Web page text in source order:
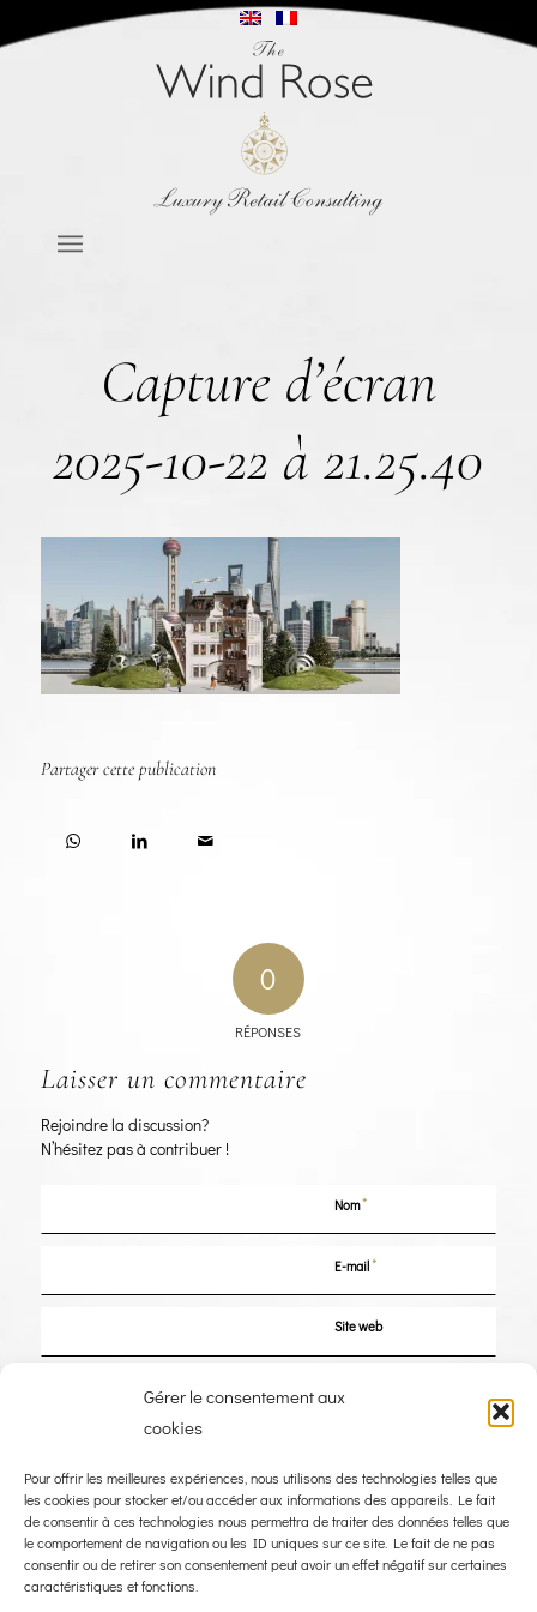
Gérer le consentement aux
cookies
Pour offrir les meilleures expériences, nous utilisons des technologies telles que
les cookies pour stocker et/ou accéder aux informations des appareils. Le fait
de consentir à ces technologies nous permettra de traiter des données telles que
le comportement de navigation ou les ID uniques sur ce site. Le fait de ne pas
consentir ou de retirer son consentement peut avoir un effet négatif sur certaines
caractéristiques et fonctions.
Capture d’écran
2025-10-22 à 21.25.40
Partager cette publication
0
RÉPONSES
Laisser un commentaire
Rejoindre la discussion?
N’hésitez pas à contribuer !
Nom*
E-mail*
Site web
Enregistrer mon nom, mon e-mail et mon site dans le navigateur pour mon
prochain commentaire.